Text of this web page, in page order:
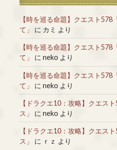
【時を巡る命題】クエスト578
て」
に カミ より
【時を巡る命題】クエスト578
て」
に neko より
【時を巡る命題】クエスト578
て」
に neko より
【ドラクエ10：攻略】クエス
ス」
に neko より
【ドラクエ10：攻略】クエス
ス」
に ｒｚ より